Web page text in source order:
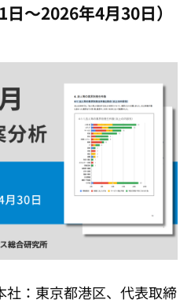
～2026年4月30日）
社：東京都港区、代表取締